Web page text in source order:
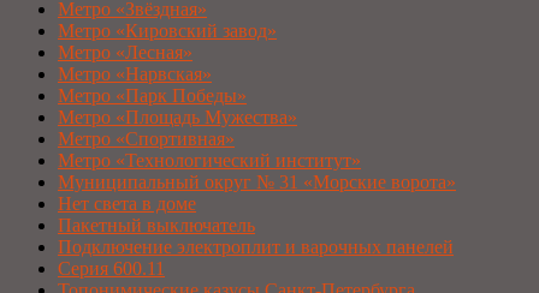
Метро «Звёздная»
Метро «Кировский завод»
Метро «Лесная»
Метро «Нарвская»
Метро «Парк Победы»
Метро «Площадь Мужества»
Метро «Спортивная»
Метро «Технологический институт»
Муниципальный округ № 31 «Морские ворота»
Нет света в доме
Пакетный выключатель
Подключение электроплит и варочных панелей
Серия 600.11